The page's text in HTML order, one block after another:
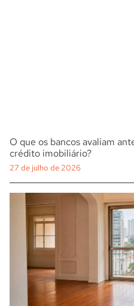
O que os bancos avaliam
crédito imobiliário?
27 de julho de 2026